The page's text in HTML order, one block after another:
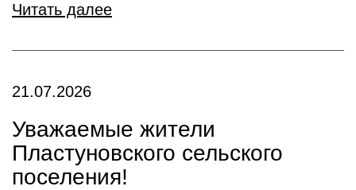
Читать далее
21.07.2026
Уважаемые жители
Пластуновского сельского
поселения!